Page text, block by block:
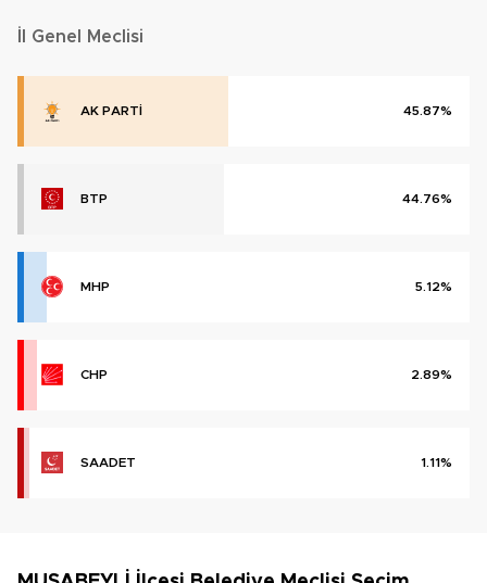
İl Genel Meclisi
AK PARTİ 45.87%
BTP 44.76%
MHP 5.12%
CHP 2.89%
SAADET 1.11%